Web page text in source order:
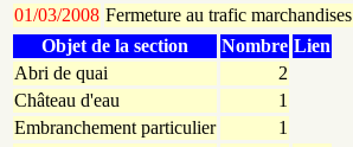
01/03/2008 Fermeture au trafic marchandises
Objet de la section
Nombre Lien
Abri de quai
2
Château d'eau
1
Embranchement particulier
1